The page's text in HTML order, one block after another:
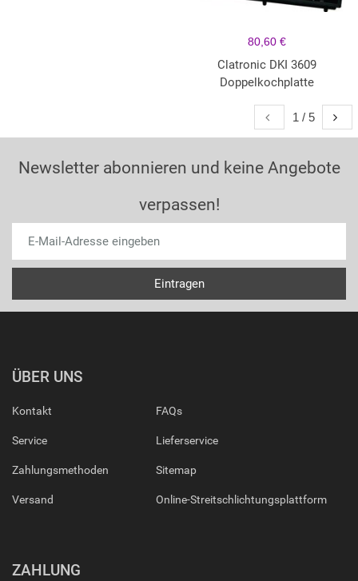
80,60 €
Clatronic DKI 3609
Doppelkochplatte
1 / 5
Newsletter abonnieren und keine Angebote
verpassen!
ÜBER UNS
Kontakt
Service
Zahlungsmethoden
Versand
FAQs
Lieferservice
Sitemap
Online-Streitschlichtungsplattform
ZAHLUNG